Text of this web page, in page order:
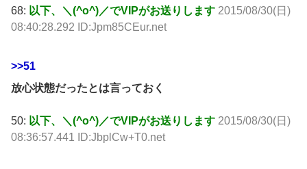
68: 以下、＼(^o^)／でVIPがお送りします 2015/08/30(日)
08:40:28.292 ID:Jpm85CEur.net
>>51
放心状態だったとは言っておく
50: 以下、＼(^o^)／でVIPがお送りします 2015/08/30(日)
08:36:57.441 ID:JbplCw+T0.net